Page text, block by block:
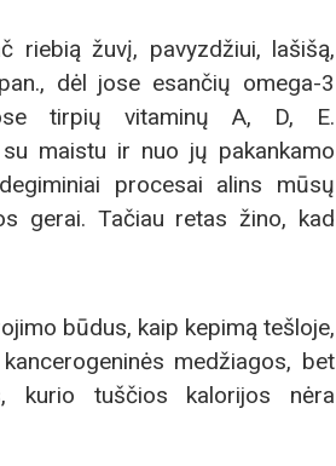
riebią žuvį, pavyzdžiui, lašišą,
dėl jose esančių omega-3
tirpių vitaminų A, D, E.
maistu ir nuo jų pakankamo
procesai alins mūsų
gerai. Tačiau retas žino, kad
būdus, kaip kepimą tešloje,
medžiagos, bet
kurio tuščios kalorijos nėra